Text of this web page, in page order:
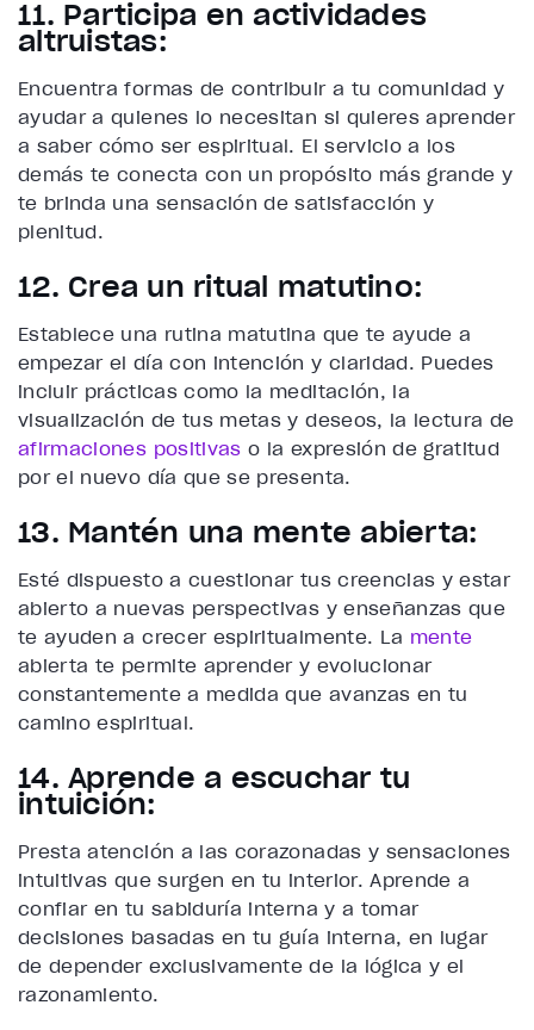
11. Participa en actividades
altruistas:
Encuentra formas de contribuir a tu comunidad y
ayudar a quienes lo necesitan si quieres aprender
a saber cómo ser espiritual. El servicio a los
demás te conecta con un propósito más grande y
te brinda una sensación de satisfacción y
plenitud.
12. Crea un ritual matutino:
Establece una rutina matutina que te ayude a
empezar el día con intención y claridad. Puedes
incluir prácticas como la meditación, la
visualización de tus metas y deseos, la lectura de
afirmaciones positivas o la expresión de gratitud
por el nuevo día que se presenta.
13. Mantén una mente abierta:
Esté dispuesto a cuestionar tus creencias y estar
abierto a nuevas perspectivas y enseñanzas que
te ayuden a crecer espiritualmente. La mente
abierta te permite aprender y evolucionar
constantemente a medida que avanzas en tu
camino espiritual.
14. Aprende a escuchar tu
intuición:
Presta atención a las corazonadas y sensaciones
intuitivas que surgen en tu interior. Aprende a
confiar en tu sabiduría interna y a tomar
decisiones basadas en tu guía interna, en lugar
de depender exclusivamente de la lógica y el
razonamiento.